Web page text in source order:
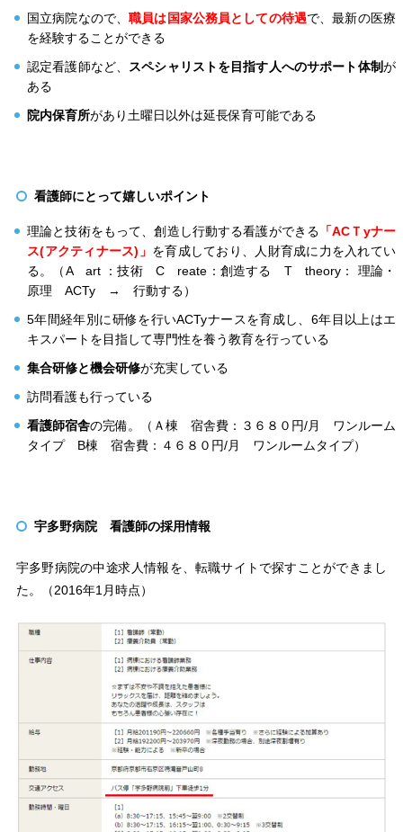
国立病院なので、職員は国家公務員としての待遇で、最新の医療
を経験することができる
認定看護師など、
スペシャリストを目指す人へのサポート体制が
ある
院内保育所があり土曜日以外は延長保育可能である
看護師にとって嬉しいポイント
理論と技術をもって、創造し行動する看護ができる 「ACＴyナー
ス(アクティナース)」 を育成しており、人財育成に力を入れてい
る。（A art ：技術 C reate：創造する T theory： 理論・
原理 ACTy → 行動する）
5年間経年別に研修を行いACTyナースを育成し、6年目以上はエ
キスパートを目指して専門性を養う教育を行っている
集合研修と機会研修が充実している
訪問看護も行っている
看護師宿舎の完備。（Ａ棟 宿舎費：３６８０円/月 ワンルーム
タイプ B棟 宿舎費：４６８０円/月 ワンルームタイプ）
宇多野病院 看護師の採用情報
宇多野病院の中途求人情報を、転職サイトで探すことができまし
た。（2016年1月時点）